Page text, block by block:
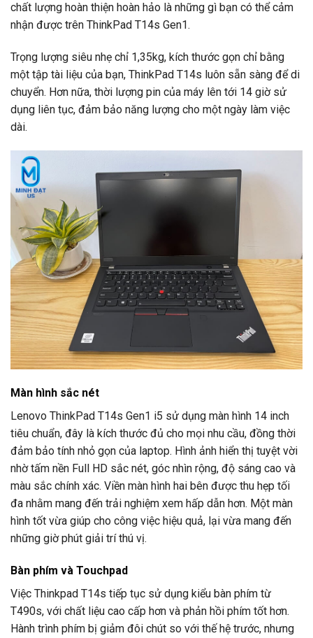
chất lượng hoàn thiện hoàn hảo là những gì bạn có thể cảm
nhận được trên ThinkPad T14s Gen1.
Trọng lượng siêu nhẹ chỉ 1,35kg, kích thước gọn chỉ bằng
một tập tài liệu của bạn, ThinkPad T14s luôn sẵn sàng để di
chuyển. Hơn nữa, thời lượng pin của máy lên tới 14 giờ sử
dụng liên tục, đảm bảo năng lượng cho một ngày làm việc
dài.
Màn hình sắc nét
Lenovo ThinkPad T14s Gen1 i5 sử dụng màn hình 14 inch
tiêu chuẩn, đây là kích thước đủ cho mọi nhu cầu, đồng thời
đảm bảo tính nhỏ gọn của laptop. Hình ảnh hiển thị tuyệt vời
nhờ tấm nền Full HD sắc nét, góc nhìn rộng, độ sáng cao và
màu sắc chính xác. Viền màn hình hai bên được thu hẹp tối
đa nhằm mang đến trải nghiệm xem hấp dẫn hơn. Một màn
hình tốt vừa giúp cho công việc hiệu quả, lại vừa mang đến
những giờ phút giải trí thú vị.
Bàn phím và Touchpad
Việc Thinkpad T14s tiếp tục sử dụng kiểu bàn phím từ
T490s, với chất liệu cao cấp hơn và phản hồi phím tốt hơn.
Hành trình phím bị giảm đôi chút so với thế hệ trước, nhưng